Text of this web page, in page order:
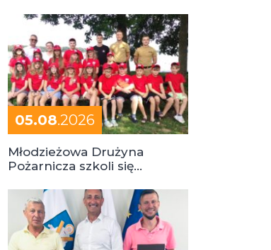
05.08.2026
Młodzieżowa Drużyna
Pożarnicza szkoli się